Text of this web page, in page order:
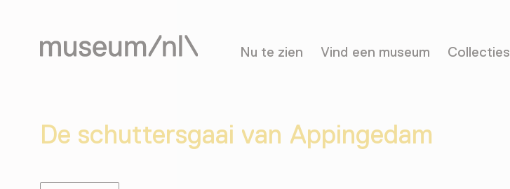
Nu te zien Vind een museum Collecties
De schuttersgaai van Appingedam